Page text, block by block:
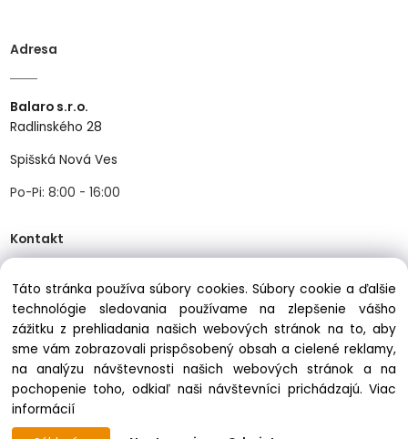
Adresa
Balaro s.r.o.
Radlinského 28
Spišská Nová Ves
Po-Pi: 8:00 - 16:00
Kontakt
Tel:+421534466489
Mail:info@balastav.sk
Copyright © 2025 balastav.sk, All rights reserved
Táto stránka používa súbory cookies. Súbory cookie a ďalšie
technológie sledovania používame na zlepšenie vášho
zážitku z prehliadania našich webových stránok na to, aby
sme vám zobrazovali prispôsobený obsah a cielené reklamy,
na analýzu návštevnosti našich webových stránok a na
pochopenie toho, odkiaľ naši návštevníci prichádzajú.Viac
informácií